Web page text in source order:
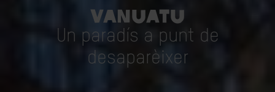
Vanuatu
Un paradís a punt de
desaparèixer